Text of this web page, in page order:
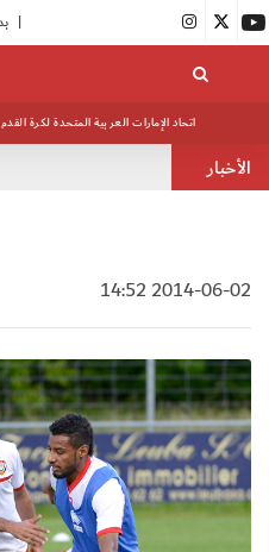
اتحاد الإمارات العربية المتحدة لكرة القدم
الأخبار
2014-06-02 14:52